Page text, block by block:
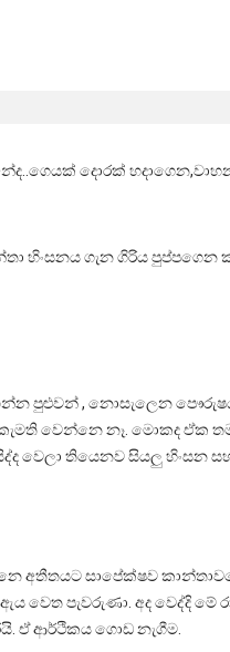
දොරක්
හිංසනය ගැන ගිරිය පුප්පගෙන
පුළුවන් , නොසැලෙන
වෙන්නෙ නෑ. මොකද ඒක
වෙලා තියෙනව සියලු හිංසන
අතීතයට සාපේක්ෂව
වෙත පැවරුණා. අද වෙද්දි මේ
ඒ ආර්ථිකය ගොඩ නැගීම.